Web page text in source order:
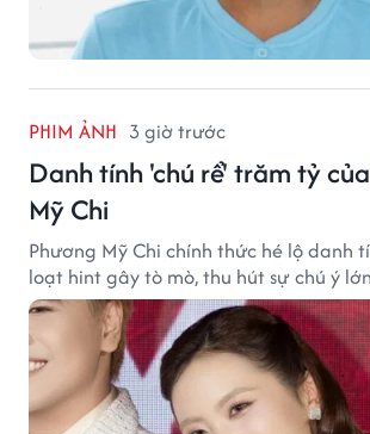
PHIM ẢNH 3 giờ trước
Danh tính 'chú rể' trăm tỷ
Mỹ Chi
Phương Mỹ Chi chính thức hé lộ danh
loạt hint gây tò mò, thu hút sự chú ý